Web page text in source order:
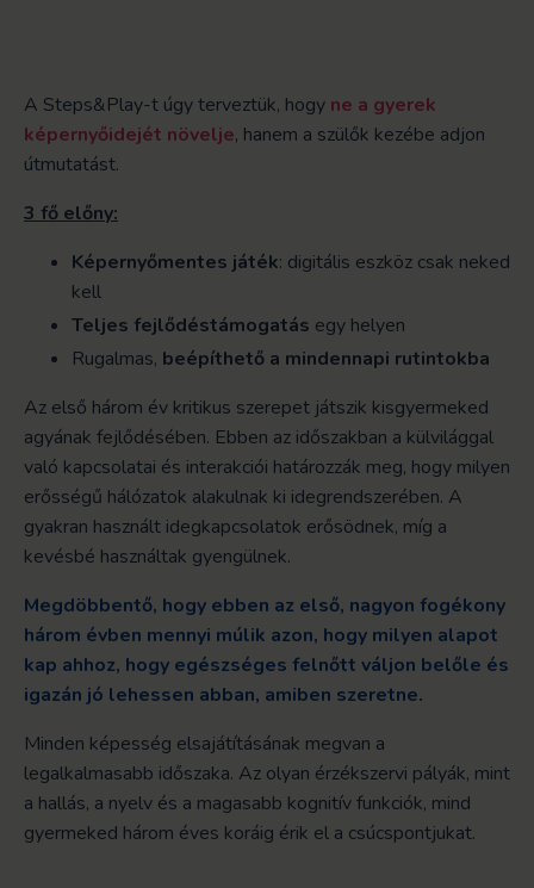
A Steps&Play-t úgy terveztük, hogy ne a gyerek
képernyőidejét növelje, hanem a szülők kezébe adjon
útmutatást.
3 fő előny:
Képernyőmentes játék: digitális eszköz csak neked
kell
Teljes fejlődéstámogatás egy helyen
Rugalmas, beépíthető a mindennapi rutintokba
Az első három év kritikus szerepet játszik kisgyermeked
agyának fejlődésében. Ebben az időszakban a külvilággal
való kapcsolatai és interakciói határozzák meg, hogy milyen
erősségű hálózatok alakulnak ki idegrendszerében. A
gyakran használt idegkapcsolatok erősödnek, míg a
kevésbé használtak gyengülnek.
Megdöbbentő, hogy ebben az első, nagyon fogékony
három évben mennyi múlik azon, hogy milyen alapot
kap ahhoz, hogy egészséges felnőtt váljon belőle és
igazán jó lehessen abban, amiben szeretne.
Minden képesség elsajátításának megvan a
legalkalmasabb időszaka. Az olyan érzékszervi pályák, mint
a hallás, a nyelv és a magasabb kognitív funkciók, mind
gyermeked három éves koráig érik el a csúcspontjukat.